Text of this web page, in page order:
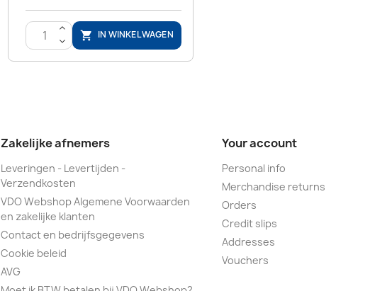
>
<
 IN WINKELWAGEN
Zakelijke afnemers
Leveringen - Levertijden -
Verzendkosten
VDO Webshop Algemene Voorwaarden
en zakelijke klanten
Contact en bedrijfsgegevens
Cookie beleid
AVG
Your account
Personal info
Merchandise returns
Orders
Credit slips
Addresses
Vouchers